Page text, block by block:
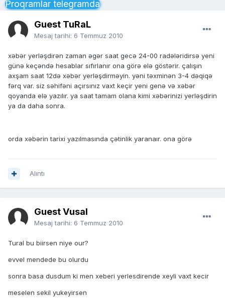
Proqramlar telegramda
Guest TuRaL
Mesaj tarihi: 6 Temmuz 2010
xəbər yerləşdirən zaman əgər saat gecə 24-00 radələridirsə yeni
günə keçəndə hesablar sıfırlanır ona görə elə göstərir. çalışın
axşam saat 12də xəbər yerləşdirməyin. yəni təxminən 3-4 dəqiqə
fərq var. siz səhifəni açırsınız vaxt keçir yeni genə və xəbər
qoyanda elə yazılır. ya saat tamam olana kimi xəbərinizi yerləşdirin
ya da daha sonra.
orda xəbərin tarixi yazılmasında çətinlik yaranaır. ona görə
Alıntı
Guest Vusal
Mesaj tarihi: 6 Temmuz 2010
Tural bu biirsen niye our?
evvel mendede bu olurdu
sonra basa dusdum ki men xeberi yerlesdirende xeyli vaxt kecir
meselen sekil yukeyirsen